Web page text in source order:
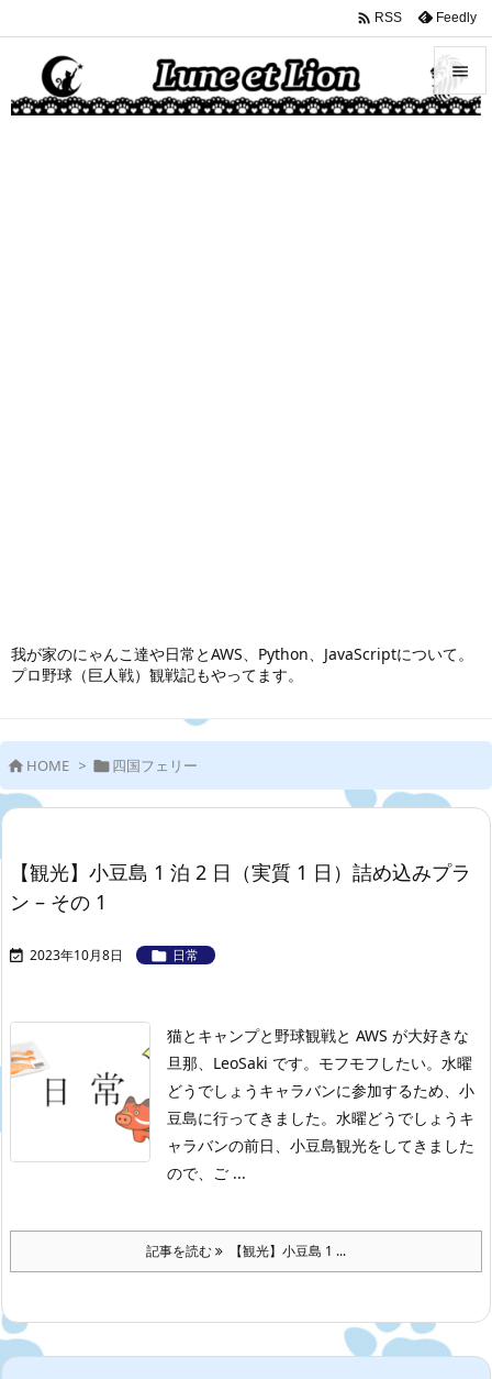
我が家のにゃんこ達や日常とAWS、Python、JavaScriptについて。
プロ野球（巨人戦）観戦記もやってます。


 RSS Feedly
 HOME > 四国フェリー
【観光】小豆島 1 泊 2 日（実質 1 日）詰め込みプラ
ン – その 1
 2023年10月8日  日常
猫とキャンプと野球観戦と AWS が大好きな
旦那、LeoSaki です。モフモフしたい。 水曜
どうでしょうキャラバンに参加するため、小
豆島に行ってきました。水曜どうでしょうキ
ャラバンの前日、小豆島観光をしてきました
ので、ご ...
記事を読む 【観光】小豆島 1 ...